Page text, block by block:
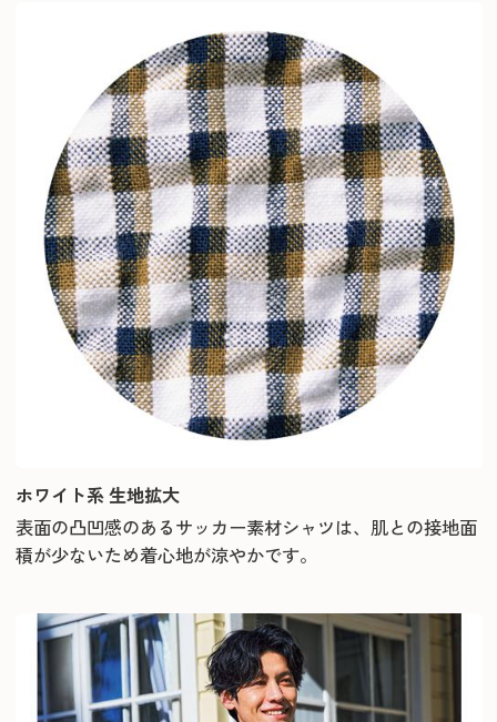
ホワイト系 生地拡大
表面の凸凹感のあるサッカー素材シャツは、肌との接地面
積が少ないため着心地が涼やかです。